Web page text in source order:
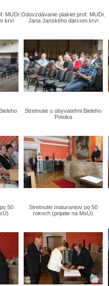
MUDr.
krvi
Odovzdávanie plakiet prof. MUDr.
Jana Janského darcom krvi
Stretnutie s obyvateľmi Bieleho
Potoka
50
Stretnutie maturantov po 50
rokoch (prijatie na MsÚ)